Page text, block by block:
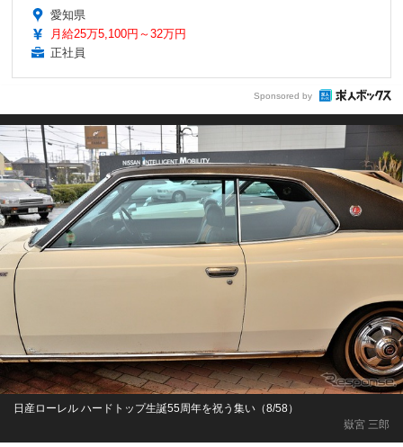
愛知県
月給25万5,100円～32万円
正社員
Sponsored by
嶽宮 三郎
日産ローレル ハードトップ生誕55周年を祝う集い（8/58）